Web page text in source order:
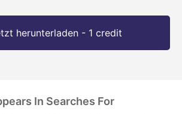
herunterladen - 1 credit
In Searches For